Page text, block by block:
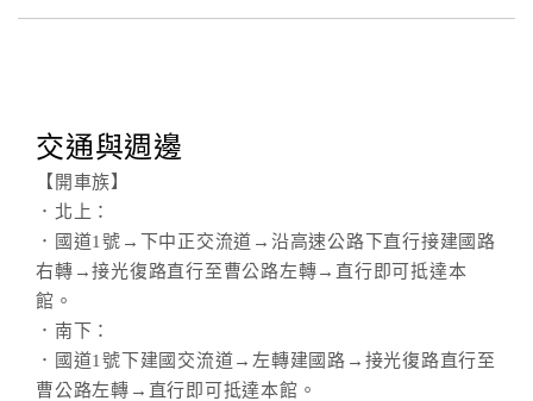
交通與週邊
【開車族】
．北上：
．國道1號→下中正交流道→沿高速公路下直行接建國路
右轉→接光復路直行至曹公路左轉→直行即可抵達本
館。
．南下：
．國道1號下建國交流道→左轉建國路→接光復路直行至
曹公路左轉→直行即可抵達本館。